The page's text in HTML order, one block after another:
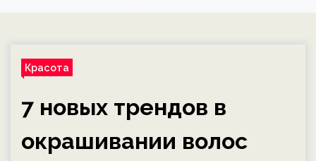
Красота
7 новых трендов в
окрашивании волос